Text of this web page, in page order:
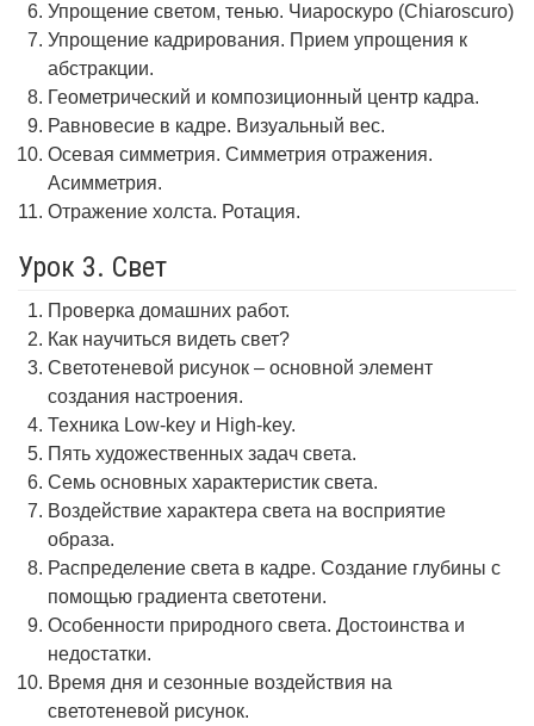
Упрощение светом, тенью. Чиароскуро (Chiaroscuro)
Упрощение кадрирования. Прием упрощения к
абстракции.
Геометрический и композиционный центр кадра.
Равновесие в кадре. Визуальный вес.
Осевая симметрия. Симметрия отражения.
Асимметрия.
Отражение холста. Ротация.
Урок 3. Свет
Проверка домашних работ.
Как научиться видеть свет?
Светотеневой рисунок – основной элемент
создания настроения.
Техника Low-key и High-key.
Пять художественных задач света.
Семь основных характеристик света.
Воздействие характера света на восприятие
образа.
Распределение света в кадре. Создание глубины с
помощью градиента светотени.
Особенности природного света. Достоинства и
недостатки.
Время дня и сезонные воздействия на
светотеневой рисунок.